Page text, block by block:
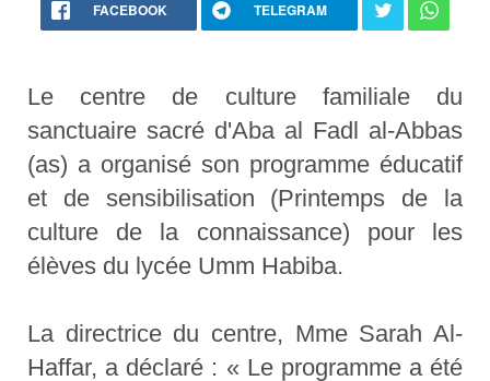
FACEBOOK TELEGRAM
Le centre de culture familiale du
sanctuaire sacré d'Aba al Fadl al-Abbas
(as) a organisé son programme éducatif
et de sensibilisation (Printemps de la
culture de la connaissance) pour les
élèves du lycée Umm Habiba.
La directrice du centre, Mme Sarah Al-
Haffar, a déclaré : « Le programme a été